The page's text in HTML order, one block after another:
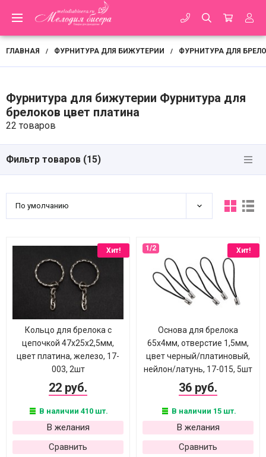
ГЛАВНАЯ / ФУРНИТУРА ДЛЯ БИЖУТЕРИИ / ФУРНИТУРА ДЛЯ
Фурнитура для бижутерии Фурнитура для
брелоков цвет платина
22 товаров
Фильтр товаров (15)
По умолчанию
Хит!
Кольцо для брелока с
цепочкой 47х25х2,5мм,
цвет платина, железо, 17-
003, 2шт
22 руб.
В наличии 410 шт.
В желания
Сравнить
Хит!
Основа для брелока
65х4мм, отверстие 1,5мм,
цвет черный/платиновый,
нейлон/латунь, 17-015, 5шт
36 руб.
В наличии 15 шт.
В желания
Сравнить